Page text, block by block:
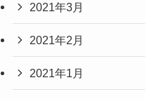
2021年3月
2021年2月
2021年1月